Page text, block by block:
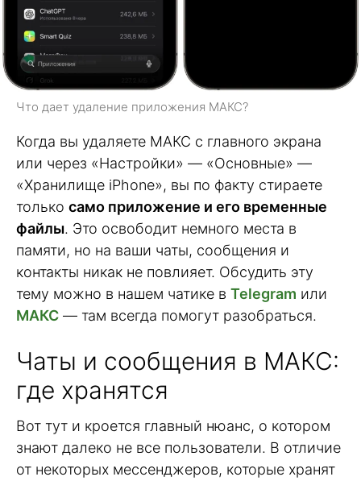
Что дает удаление приложения МАКС?
Когда вы удаляете МАКС с главного экрана
или через «Настройки» — «Основные» —
«Хранилище iPhone», вы по факту стираете
только само приложение и его временные
файлы. Это освободит немного места в
памяти, но на ваши чаты, сообщения и
контакты никак не повлияет. Обсудить эту
тему можно в нашем чатике в Telegram или
МАКС — там всегда помогут разобраться.
Чаты и сообщения в МАКС:
где хранятся
Вот тут и кроется главный нюанс, о котором
знают далеко не все пользователи. В отличие
от некоторых мессенджеров, которые хранят